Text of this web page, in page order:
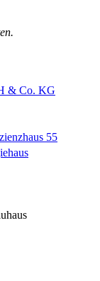
& Co. KG
55